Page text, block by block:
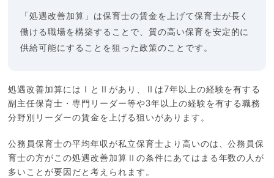
「処遇改善加算」は保育士の賃金を上げて保育士が長く
働ける職場を構築することで、質の高い保育を安定的に
供給可能にすることを狙った政策のことです。
処遇改善加算にはⅠとⅡがあり、Ⅱは7年以上の経験を有する
副主任保育士・専門リーダー等や3年以上の経験を有する職務
分野別リーダーの賃金を上げる狙いがあります。
公務員保育士の平均年収が私立保育士より高いのは、公務員保
育士の方がこの処遇改善加算Ⅱの条件にあてはまる年数の人が
多いことが要因だと考えられます。